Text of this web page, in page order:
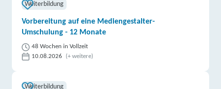
Weiterbildung
Vorbereitung auf eine Mediengestalter-
Umschulung - 12 Monate
48 Wochen in Vollzeit
10.08.2026
(+ weitere)
Weiterbildung